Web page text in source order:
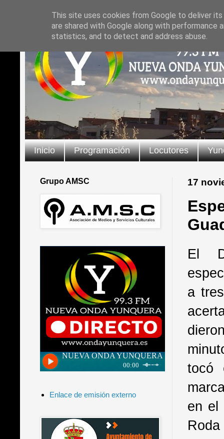
Inicio Programación Locutores
17
El
a
tocó
en el
Roda
Grupo AMSC
Enlace de emisión externo
This site uses cookies from Google to deliver
are shared with Google along with
statistics, and to detect and address abuse.